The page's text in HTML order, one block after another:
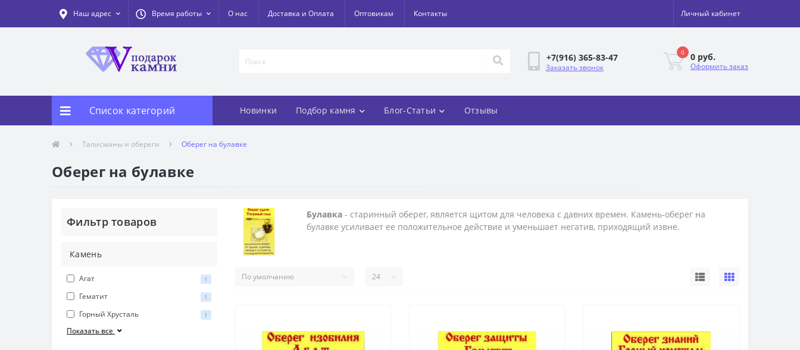
Наш адрес Время работы О нас Доставка и Оплата Оптовикам Контакты Личный кабинет
+7(916) 365-83-47
Заказать звонок
0 0 руб.
Оформить заказ
Список категорий Новинки Подбор камня Блог-Статьи Отзывы
Талисманы и обереги Оберег на булавке
Оберег на булавке
Фильтр товаров
Камень
Агат 1
Гематит 1
Горный Хрусталь 1
Показать все
Булавка- старинный оберег, является щитом для человека с давних времен. Камень-оберег на
булавке усиливает ее положительное действие и уменьшает негатив, приходящий извне.